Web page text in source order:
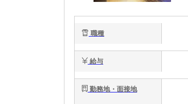
職種
給与
勤務地・面接地